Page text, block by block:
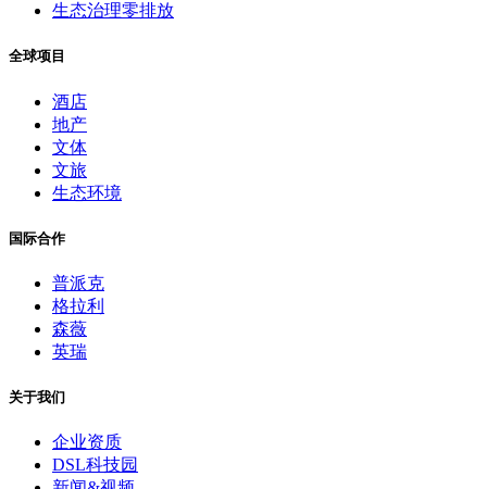
生态治理零排放
全球项目
酒店
地产
文体
文旅
生态环境
国际合作
普派克
格拉利
森薇
英瑞
关于我们
企业资质
DSL科技园